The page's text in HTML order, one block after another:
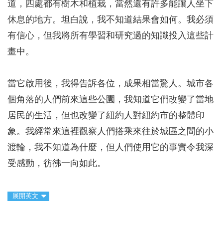
道，四處都有樹木和植栽，當然還有許多能讓人坐下
休息的地方。坦白說，我不知道結果會如何。我必須
有信心，但我將所有學習和研究過的知識投入這些計
畫中。
當它啟用後，我得告訴各位，成果相當驚人。城市各
個角落的人們前來這些公園，我知道它們改變了當地
居民的生活，但也改變了紐約人對紐約市的整體印
象。我經常來這裡觀察人們搭乘來往於城區之間的小
渡輪，我不知道為什麼，但人們使用它的事實令我深
受感動，彷彿一向如此。
展開英文